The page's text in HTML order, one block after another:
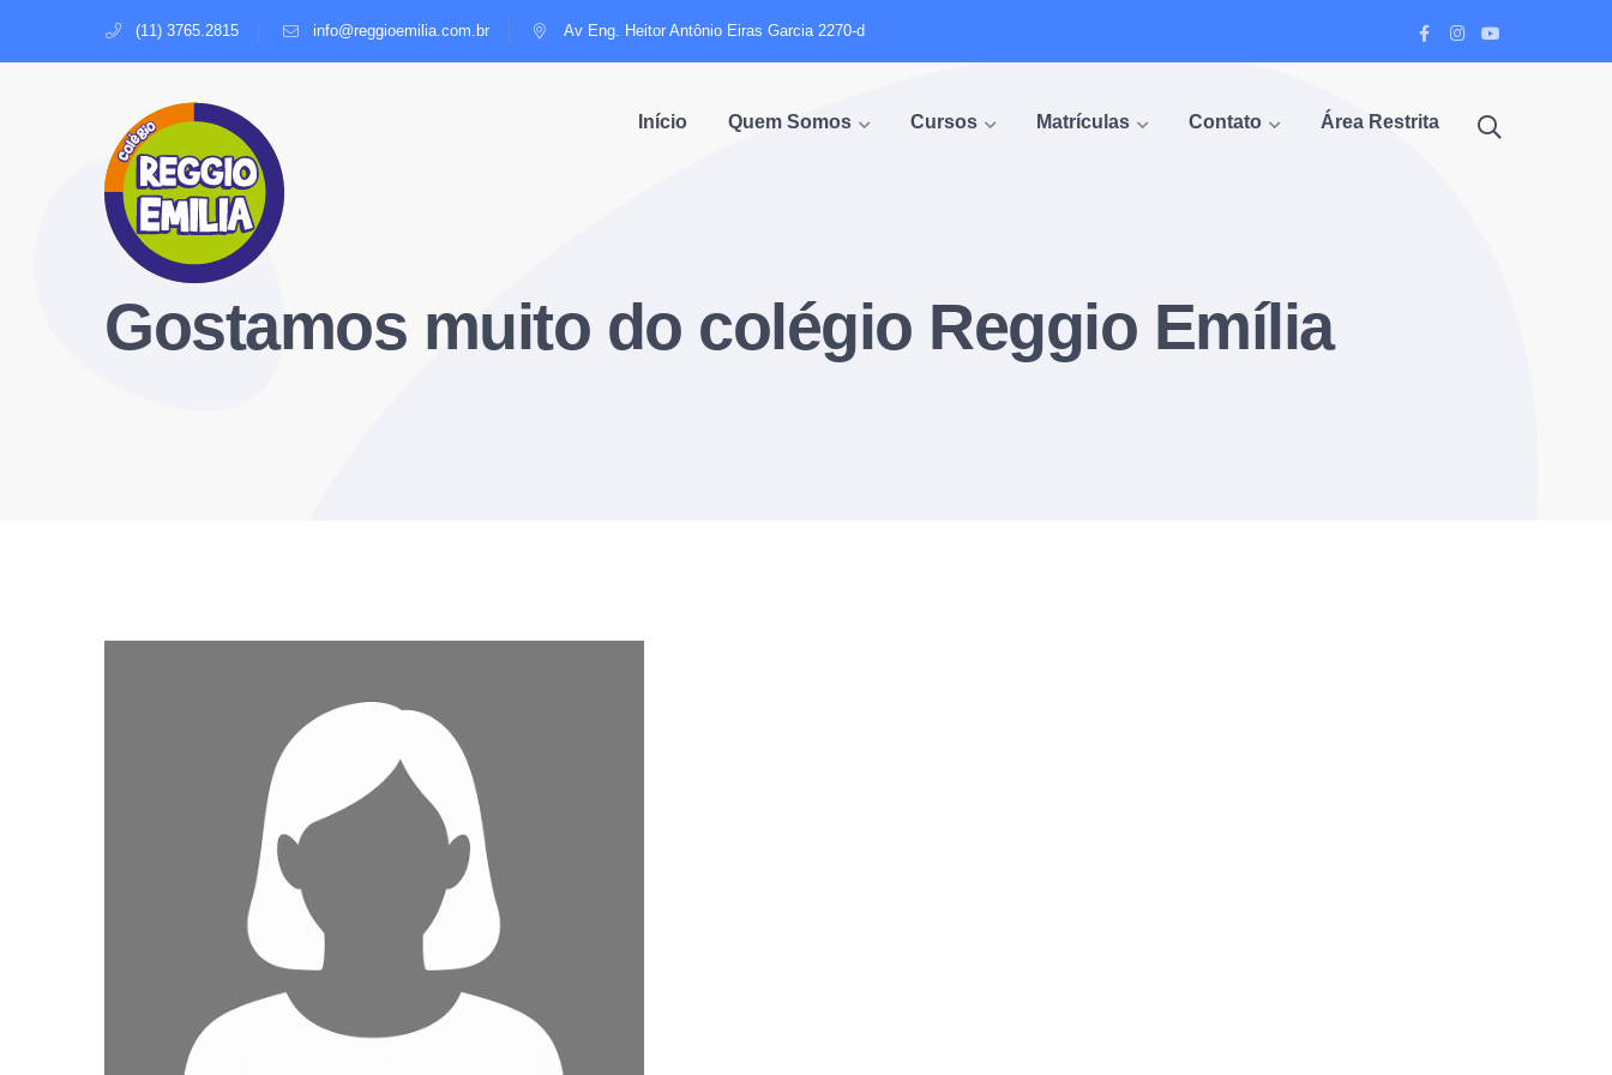
(11) 3765.2815 info@reggioemilia.com.br Av Eng. Heitor Antônio Eiras Garcia 2270-d
Facebook
Profile
Instagram
ProfileProfile
Início Quem Somos Cursos Matrículas Contato Área Restrita
Gostamos muito do colégio Reggio Emília